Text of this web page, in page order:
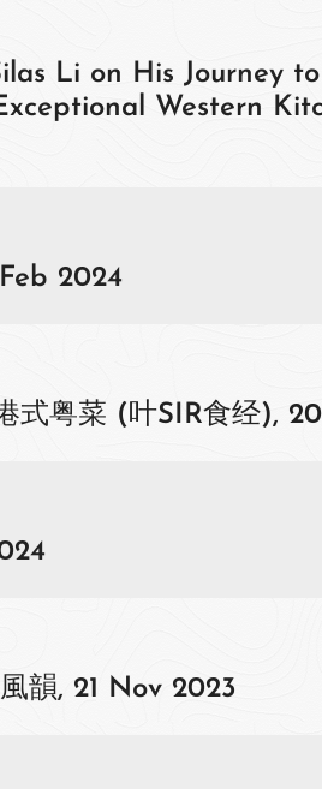
Li on His Journey to
Western
2024
式粤菜 (叶SIR食经),
韻, 21 Nov 2023